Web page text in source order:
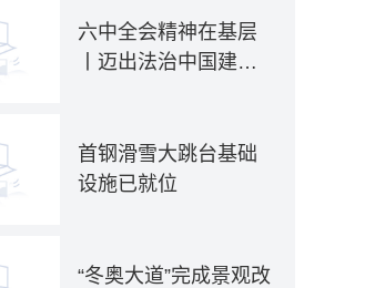
六中全会精神在基层
丨迈出法治中国建设
推动全面依法治国新
实践
首钢滑雪大跳台基础
设施已就位
“冬奥大道”完成景观改